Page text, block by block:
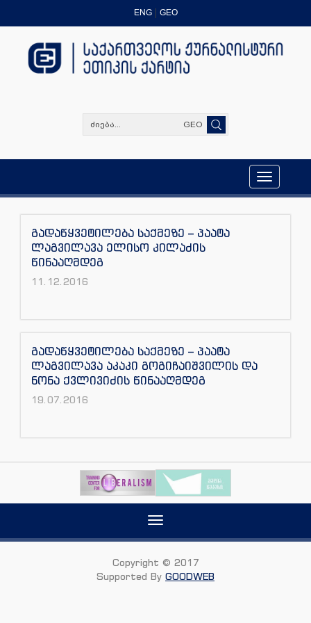
ENG GEO
GEO
Toggle
navigation
გადაწყვეტილება საქმეზე – პაატა
ლაგვილავა ელისო კილაძის
წინააღმდეგ
11.12.2016
გადაწყვეტილება საქმეზე – პაატა
ლაგვილავა აკაკი გოგიჩაიშვილის და
ნონა ქვლივიძის წინააღმდეგ
19.07.2016
Toggle
Copyright © 2017
Supported By GOODWEB